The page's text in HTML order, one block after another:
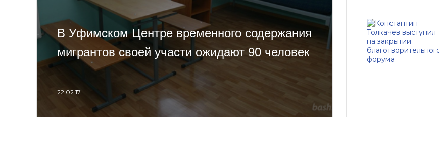
В Уфимском Центре временного содержания
мигрантов своей участи ожидают 90 человек
22.02.17